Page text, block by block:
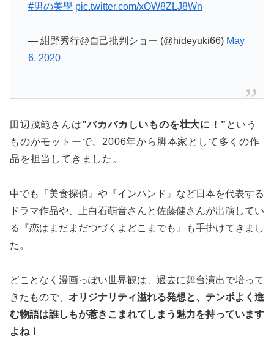
#男の美學 pic.twitter.com/xOW8ZLJ8Wn
— 紺野秀行@自己批判ショー (@hideyuki66) May
6, 2020
田辺茂範さんは”バカバカしいものを壮大に！” という
ものがモットーで、2006年から脚本家として多くの作
品を担当してきました。
中でも『美食探偵』や『インハンド』など日本を代表する
ドラマ作品や、上白石萌音さんと佐藤健さんが出演してい
る『恋はまだまだつづくよどこまでも』も手掛けてきまし
た。
どことなく漫画っぽい世界観は、過去に舞台演出で培って
きたもので、 オリジナリティ溢れる発想と、テンポよく進
む物語は誰しもが惹きこまれてしまう魅力を持っています
よね！